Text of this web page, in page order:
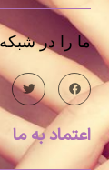
ما را در
اعتماد به ما